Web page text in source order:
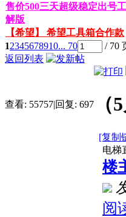
售价500三天超级稳定出号
解版
【希望】 希望工具箱合作款
12345678910... 70 / 70
返回列表
查看: 55757|回复: 697
[复制
电梯
楼
阅